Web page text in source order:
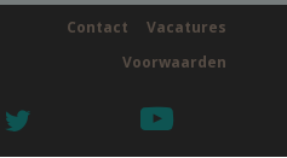
Vacatures
Contact
Voorwaarden